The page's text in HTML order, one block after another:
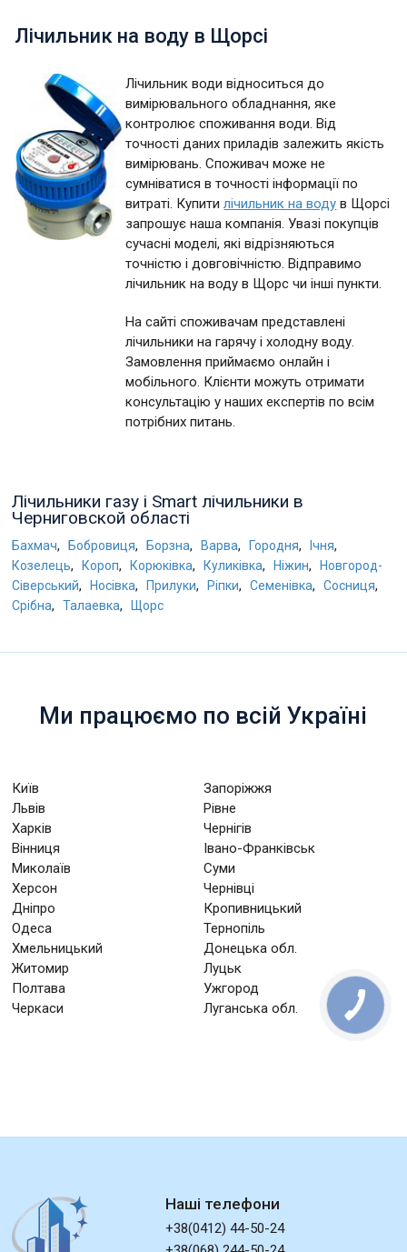
Лічильник на воду в Щорсі
Лічильник води відноситься до
вимірювального обладнання, яке
контролює споживання води. Від
точності даних приладів залежить якість
вимірювань. Споживач може не
сумніватися в точності інформації по
витраті. Купитилічильник на воду в Щорсі
запрошує наша компанія. Увазі покупців
сучасні моделі, які відрізняються
точністю і довговічністю. Відправимо
лічильник на воду в Щорс чи інші пункти.
На сайті споживачам представлені
лічильники на гарячу і холодну воду.
Замовлення приймаємо онлайн і
мобільного. Клієнти можуть отримати
консультацію у наших експертів по всім
потрібних питань.
Лічильники газу і Smart лічильники в
Черниговской області
Бахмач, Бобровиця, Борзна, Варва, Городня, Ічня,
Козелець, Короп, Корюківка, Куликівка, Ніжин,
Новгород-
Сіверський, Носівка, Прилуки, Ріпки, Семенівка, Сосниця,
Срібна, Талаевка, Щорс
Ми працюємо по всій Україні
Київ
Запоріжжя
Львів
Рівне
Харків
Чернігів
Вінниця
Івано-Франківськ
Миколаїв
Суми
Херсон
Чернівці
Дніпро
Кропивницький
Одеса
Тернопіль
Хмельницький
Донецька обл.
Житомир
Луцьк
Полтава
Ужгород
Черкаси
Луганська обл.
Наші телефони
+38(0412) 44-50-24